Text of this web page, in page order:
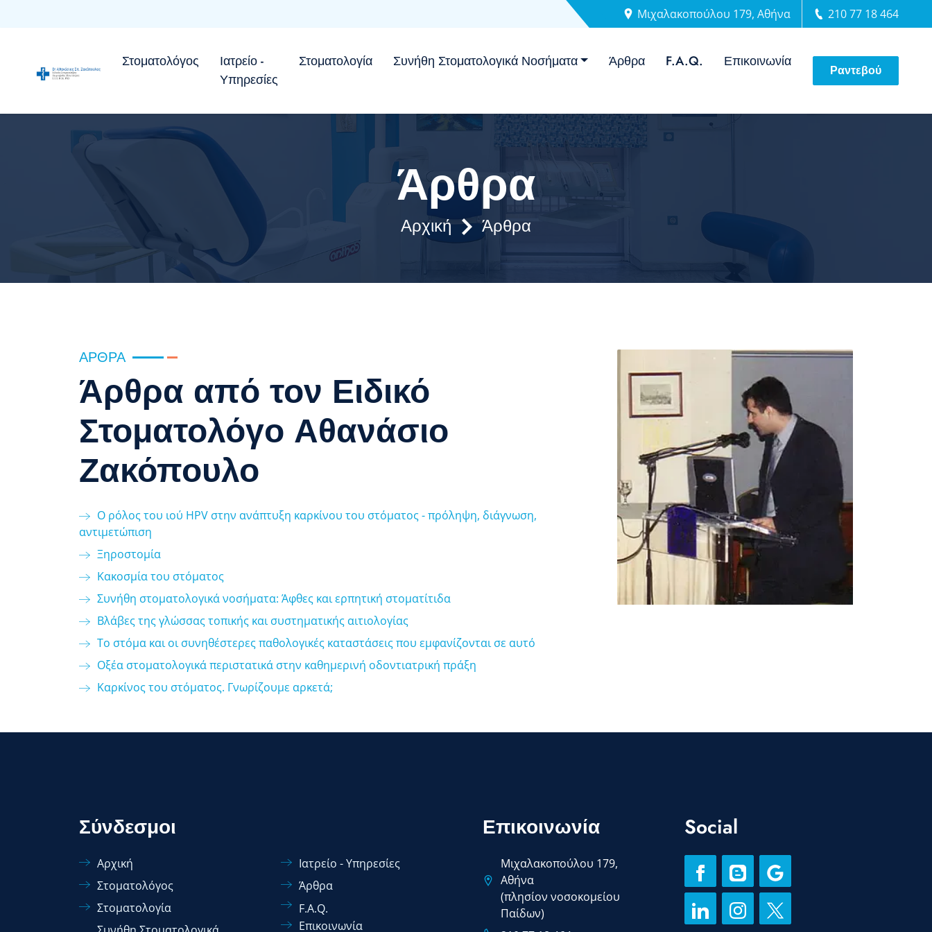
Μιχαλακοπούλου 179, Αθήνα 210 77 18 464
Στοματολόγος
Ιατρείο -
Υπηρεσίες
Στοματολογία Συνήθη Στοματολογικά Νοσήματα Άρθρα F.A.Q. Επικοινωνία
Ραντεβού
Άρθρα
Αρχική Άρθρα
ΆΡΘΡΑ
Άρθρα από τον Ειδικό
Στοματολόγο Αθανάσιο
Ζακόπουλο
Ο ρόλος του ιού HPV στην ανάπτυξη καρκίνου του στόματος - πρόληψη, διάγνωση,
αντιμετώπιση
Ξηροστομία
Κακοσμία του στόματος
Συνήθη στοματολογικά νοσήματα: Άφθες και ερπητική στοματίτιδα
Βλάβες της γλώσσας τοπικής και συστηματικής αιτιολογίας
Τo στόμα και οι συνηθέστερες παθολογικές καταστάσεις που εμφανίζονται σε αυτό
Οξέα στοματολογικά περιστατικά στην καθημερινή οδοντιατρική πράξη
Καρκίνος του στόματος. Γνωρίζουμε αρκετά;
Σύνδεσμοι
Αρχική
Στοματολόγος
Στοματολογία
Ιατρείο - Υπηρεσίες
Άρθρα
F.A.Q.
Επικοινωνία
Επικοινωνία
Μιχαλακοπούλου 179,
Αθήνα
(πλησίον νοσοκομείου
Παίδων)
Social